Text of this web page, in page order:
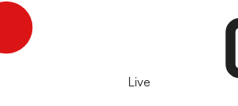
Live